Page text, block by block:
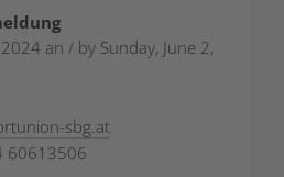
an / by Sunday, June 2,
sbg.at
60613506